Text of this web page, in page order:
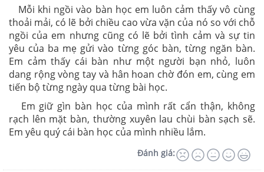
Mỗi khi ngồi vào bàn học em luôn cảm thấy vô cùng
thoải mải, có lẽ bởi chiều cao vừa vặn của nó so với chỗ
ngồi của em nhưng cũng có lẽ bởi tình cảm và sự tin
yêu của ba mẹ gửi vào từng góc bàn, từng ngăn bàn.
Em cảm thấy cái bàn như một người bạn nhỏ, luôn
dang rộng vòng tay và hân hoan chờ đón em, cùng em
tiến bộ từng ngày qua từng bài học.
Em giữ gìn bàn học của mình rất cẩn thận, không
rạch lên mặt bàn, thường xuyên lau chùi bàn sạch sẽ.
Em yêu quý cái bàn học của mình nhiều lắm.
Đánh giá: